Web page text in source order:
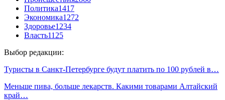
Политика1417
Экономика1272
Здоровье1234
Власть1125
Выбор редакции:
Туристы в Санкт-Петербурге будут платить по 100 рублей в…
Меньше пива, больше лекарств. Какими товарами Алтайский
край…